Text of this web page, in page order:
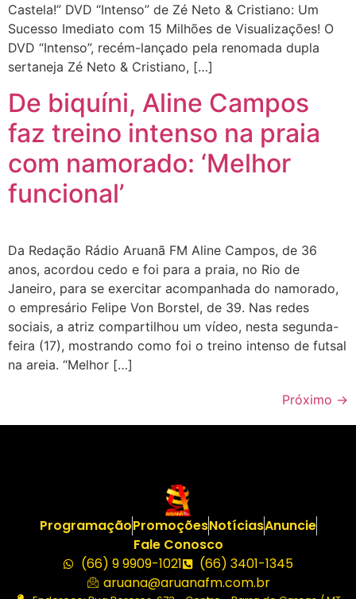
Castela!” DVD “Intenso” de Zé Neto & Cristiano: Um
Sucesso Imediato com 15 Milhões de Visualizações! O
DVD “Intenso”, recém-lançado pela renomada dupla
sertaneja Zé Neto & Cristiano, […]
De biquíni, Aline Campos
faz treino intenso na praia
com namorado: ‘Melhor
funcional’
Da Redação Rádio Aruanã FM Aline Campos, de 36
anos, acordou cedo e foi para a praia, no Rio de
Janeiro, para se exercitar acompanhada do namorado,
o empresário Felipe Von Borstel, de 39. Nas redes
sociais, a atriz compartilhou um vídeo, nesta segunda-
feira (17), mostrando como foi o treino intenso de futsal
na areia. “Melhor […]
Próximo →
ProgramaçãoPromoçõesNotíciasAnuncie
Fale Conosco
(66) 9 9909-1021
(66) 3401-1345
aruana@aruanafm.com.br